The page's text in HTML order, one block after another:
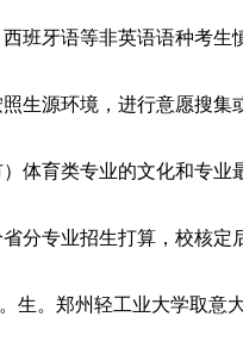
牙语等非英语语种考生
源环境，进行意愿搜集
育类专业的文化和专业
专业招生打算，校核定
郑州轻工业大学取意